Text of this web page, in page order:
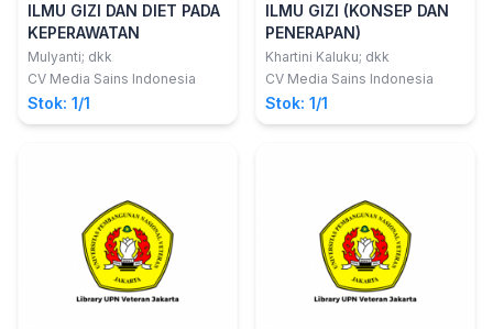
ILMU GIZI DAN DIET PADA
KEPERAWATAN
Mulyanti; dkk
CV Media Sains Indonesia
Stok: 1/1
ILMU GIZI (KONSEP DAN
PENERAPAN)
Khartini Kaluku; dkk
CV Media Sains Indonesia
Stok: 1/1